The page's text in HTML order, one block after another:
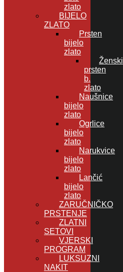
zlato
BIJELO
ZLATO
Prsten
bijelo
zlato
Ženski
prsten
b.
zlato
Naušnice
bijelo
zlato
Ogrlice
bijelo
zlato
Narukvice
bijelo
zlato
Lančić
bijelo
zlato
ZARUČNIČKO
PRSTENJE
ZLATNI
SETOVI
VJERSKI
PROGRAM
LUKSUZNI
NAKIT